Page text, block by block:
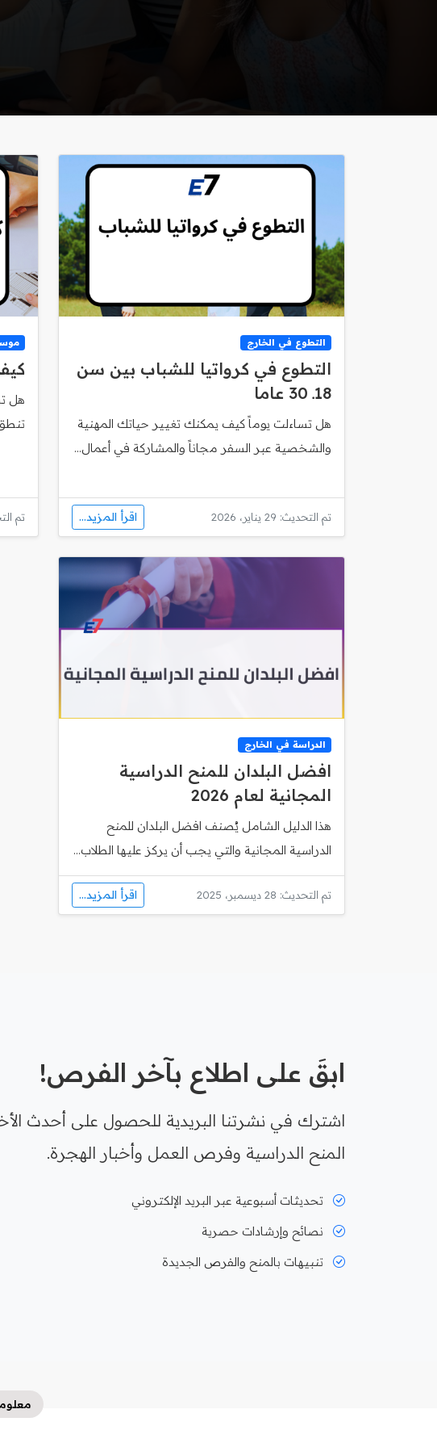
التطوع في الخارج
التطوع في كرواتيا للشباب بين سن
18ـ 30 عاما
هل تساءلت يوماً كيف يمكنك تغيير حياتك المهنية
والشخصية عبر السفر مجاناً والمشاركة في أعمال...
تم التحديث: 29 يناير، 2026 اقرأ المزيد...
هل
تم التحديث:
الدراسة في الخارج
افضل البلدان للمنح الدراسية
المجانية لعام 2026
هذا الدليل الشامل يُصنف افضل البلدان للمنح
الدراسية المجانية والتي يجب أن يركز عليها الطلاب...
تم التحديث: 28 ديسمبر، 2025 اقرأ المزيد...
ابقَ على اطلاع بآخر الفرص!
اشترك في نشرتنا البريدية للحصول على أحدث
المنح الدراسية وفرص العمل وأخبار الهجرة.
تحديثات أسبوعية عبر البريد الإلكتروني
نصائح وإرشادات حصرية
تنبيهات بالمنح والفرص الجديدة